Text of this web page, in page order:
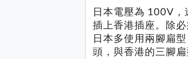
日本電壓為 100V
插上香港插座。除
日本多使用兩腳扁
頭，與香港的三腳扁